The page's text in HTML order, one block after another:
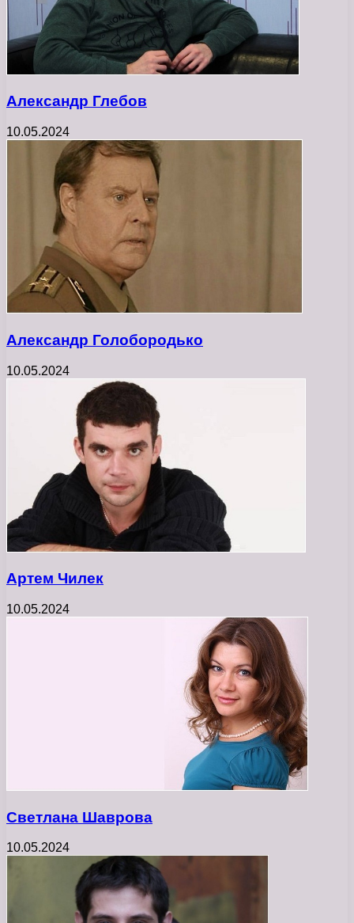
Александр Глебов
10.05.2024
Александр Голобородько
10.05.2024
Артем Чилек
10.05.2024
Светлана Шаврова
10.05.2024